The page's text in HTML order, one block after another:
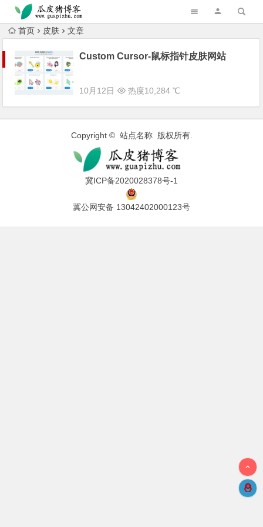
跳转到主内容
首页 皮肤 文章
Custom Cursor-鼠标指针皮肤网站
10月12日 热度10,284 ℃
Copyright © 站点名称 版权所有.
冀ICP备2020028378号-1
冀公网安备 13042402000123号